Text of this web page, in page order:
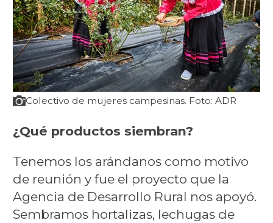
Colectivo de mujeres campesinas. Foto: ADR
¿Qué productos siembran?
Tenemos los arándanos como motivo
de reunión y fue el proyecto que la
Agencia de Desarrollo Rural nos apoyó.
Sembramos hortalizas, lechugas de